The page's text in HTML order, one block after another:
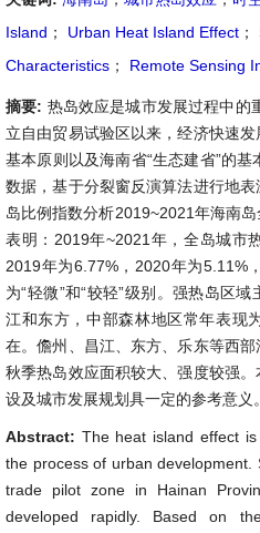
Island ； Urban Heat Island Effect ；
Characteristics ； Remote Sensing
摘要: 热岛效应是城市发展过程中的
立自由贸易试验区以来，经济快速
基本原则以及海南省“生态建省”的
数据，基于分裂窗反演算法进行地
岛比例指数分析2019~2021年海南
表明：2019年~2021年，全岛城市
2019年为6.77%，2020年为5.11%
为“轻微”和“较轻”级别。强热岛区
江和东方，中部森林地区常年表现
在。儋州、昌江、东方、乐东等西
秋季热岛效应面积较大、强度较强
设及城市发展规划具一定的参考意义。
Abstract: The heat island effect
the process of urban
trade pilot zone in Hainan
developed rapidly. Based on